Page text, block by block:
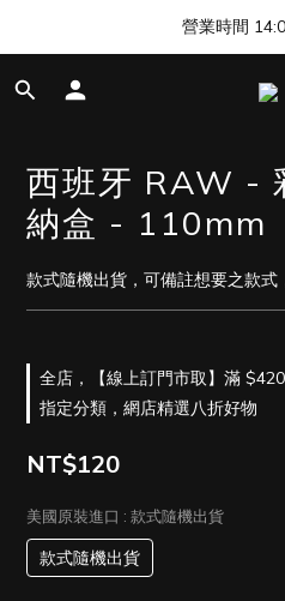
🎊 清邁尼曼店開幕，
營業時間
🎊 清邁尼曼店開幕，
西班牙 RAW -
納盒 - 110mm
款式隨機出貨，可備註想要之款
全店，【線上訂門市取】滿
指定分類，網店精選八折好物
NT$120
美國原裝進口 : 款式隨機出貨
款式隨機出貨